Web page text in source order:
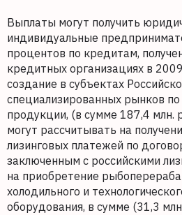
Выплаты могут получить
индивидуальные
процентов по кредитам,
кредитных организациях в
создание в субъектах
специализированных рынков
продукции, (в сумме 187,4 млн.
могут рассчитывать на
лизинговых платежей по
заключенным с российскими
на приобретение
холодильного и
оборудования, в сумме (31,3